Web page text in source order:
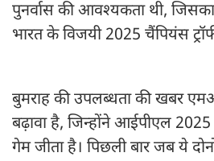
पुनर्वास की आवश्यकता थी,
भारत के विजयी 2025 चैंपियंस
बुमराह की उपलब्धता की खबर
बढ़ावा है, जिन्होंने आईपीएल
गेम जीता है। पिछली बार जब ये